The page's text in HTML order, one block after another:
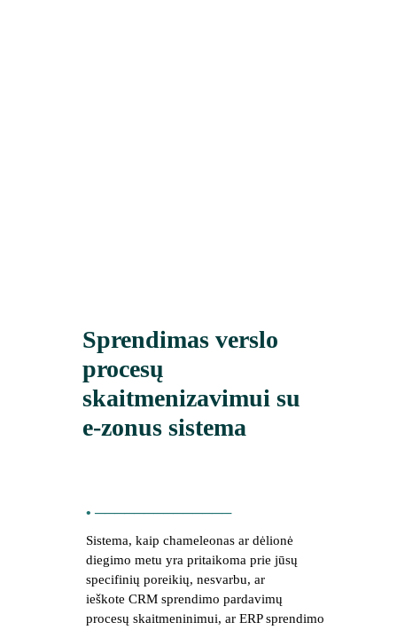
Sprendimas verslo
procesų
skaitmenizavimui su
e-zonus sistema
• ──────────────
Sistema, kaip chameleonas ar dėlionė
diegimo metu yra pritaikoma prie jūsų
specifinių poreikių, nesvarbu, ar
ieškote CRM sprendimo pardavimų
procesų skaitmeninimui, ar ERP sprendimo